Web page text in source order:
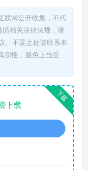
联网公开收集，不代
相关法律法规，请
、不妥之处请联系本
实性，避免上当受
下载
下载